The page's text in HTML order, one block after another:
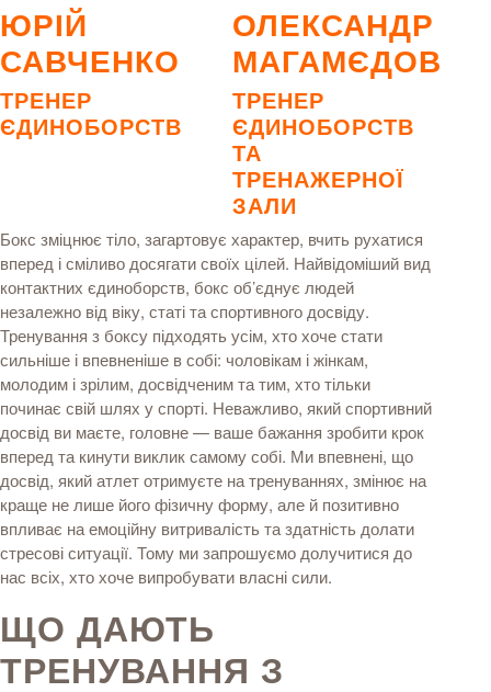
ЮРІЙ
САВЧЕНКО
ТРЕНЕР
ЄДИНОБОРСТВ
ОЛЕКСАНДР
МАГАМЄДОВ
ТРЕНЕР
ЄДИНОБОРСТВ
ТА
ТРЕНАЖЕРНОЇ
ЗАЛИ
Бокс зміцнює тіло, загартовує характер, вчить рухатися
вперед і сміливо досягати своїх цілей. Найвідоміший вид
контактних єдиноборств, бокс об’єднує людей
незалежно від віку, статі та спортивного досвіду.
Тренування з боксу підходять усім, хто хоче стати
сильніше і впевненіше в собі: чоловікам і жінкам,
молодим і зрілим, досвідченим та тим, хто тільки
починає свій шлях у спорті. Неважливо, який спортивний
досвід ви маєте, головне — ваше бажання зробити крок
вперед та кинути виклик самому собі. Ми впевнені, що
досвід, який атлет отримуєте на тренуваннях, змінює на
краще не лише його фізичну форму, але й позитивно
впливає на емоційну витривалість та здатність долати
стресові ситуації. Тому ми запрошуємо долучитися до
нас всіх, хто хоче випробувати власні сили.
ЩО ДАЮТЬ
ТРЕНУВАННЯ З